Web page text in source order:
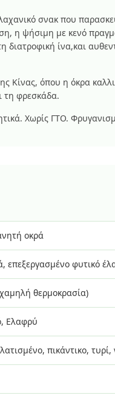
λαχανικό σνακ που
η ψήσιμη με κενό
ίνα,και
όπου η όκρα
τη φρεσκάδα.
Χωρίς ΓΤΟ.
οκρά
επεξεργασμένο φυτικό
θερμοκρασία)
Ελαφρύ
πικάντικο,